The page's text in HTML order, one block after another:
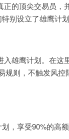
的顶尖交易员，
别设立了雄鹰计划
雄鹰计划。在这
则，不触发风
，享受90%的高